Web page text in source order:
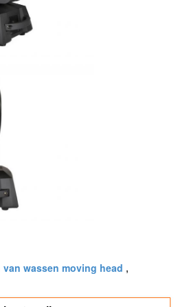
wassen moving head ,